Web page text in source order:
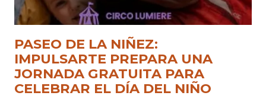
PASEO DE LA NIÑEZ:
IMPULSARTE PREPARA UNA
JORNADA GRATUITA PARA
CELEBRAR EL DÍA DEL NIÑO